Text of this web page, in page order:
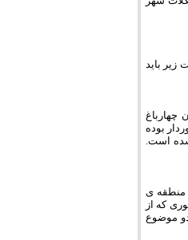
باید
چهارباغ
بوده
شده است.
منطقه ی
که از
موضوع